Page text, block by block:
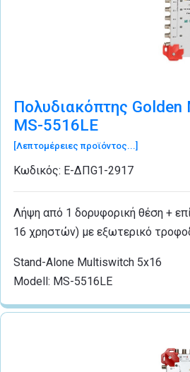
Πολυδιακόπτης
MS-5516LE
[Λεπτομέρειες προϊόντος...]
Κωδικός: Ε-ΔΠG1-2917
Λήψη από 1 δορυφορική θέση +
16 χρηστών) με εξωτερικό
Stand-Alone Multiswitch 5x16
Modell: MS-5516LE